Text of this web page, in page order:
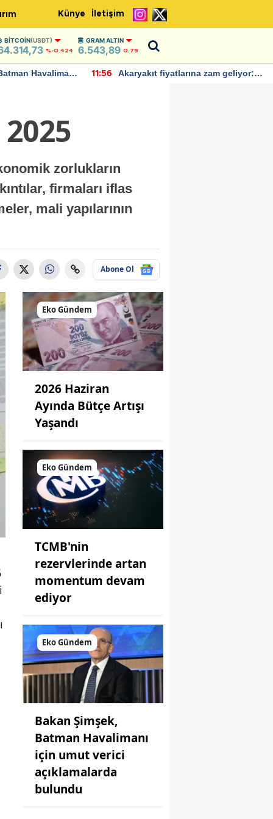
Künye İletişim
BITCOIN(USDT)
%-0.424
GRAM ALTIN
6.543,89 0,79
Havalimanı
11:56
Akaryakıt fiyatlarına zam geliyor:
zorlukların
firmaları iflas
mali yapılarının
Abone Ol
Eko Gündem
2026 Haziran
Ayında Bütçe Artışı
Yaşandı
Eko Gündem
TCMB'nin
rezervlerinde artan
momentum devam
ediyor
Eko Gündem
Bakan Şimşek,
Batman Havalimanı
için umut verici
açıklamalarda
bulundu